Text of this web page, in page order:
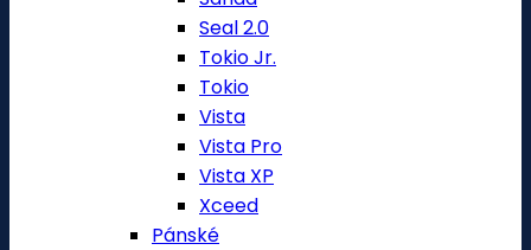
Seal 2.0
Tokio Jr.
Tokio
Vista
Vista Pro
Vista XP
Xceed
Pánské